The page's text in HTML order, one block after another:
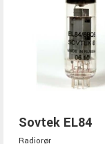
Sovtek EL84
Radiorør